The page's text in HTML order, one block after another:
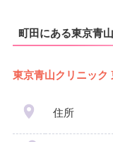
町田にある東京青
東京青山クリニック
住所